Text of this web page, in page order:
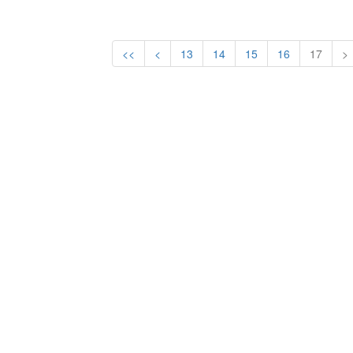
<< < 13 14 15 16 17 >